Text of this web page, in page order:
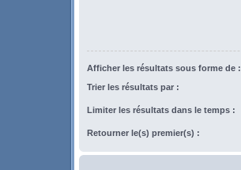
Afficher les résultats sous forme de :
Trier les résultats par :
Limiter les résultats dans le temps :
Retourner le(s) premier(s) :